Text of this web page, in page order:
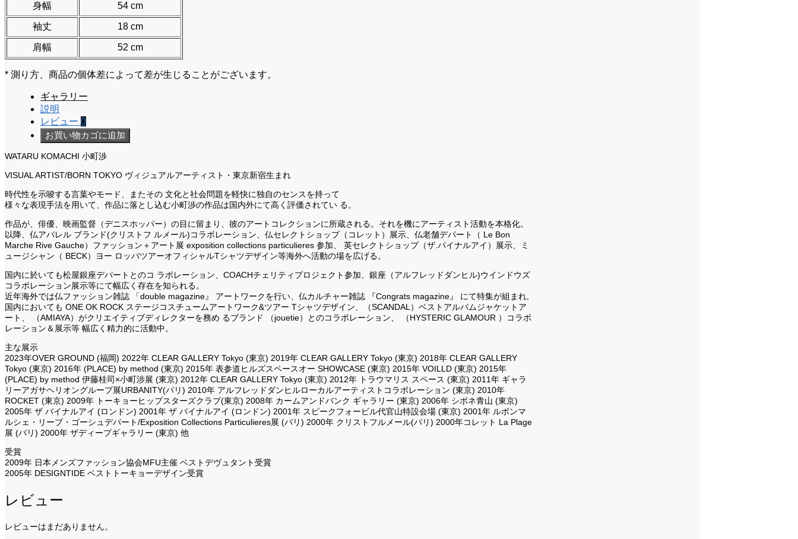
身幅 54 cm
袖丈 18 cm
肩幅 52 cm
* 測り方、商品の個体差によって差が生じることがございます。
ギャラリー
説明
レビュー 0
お買い物カゴに追加
WATARU KOMACHI 小町渉
VISUAL ARTIST/BORN TOKYO ヴィジュアルアーティスト・東京新宿生まれ
時代性を示唆する言葉やモード、またその 文化と社会問題を軽快に独自のセンスを持って
様々な表現手法を用いて、作品に落とし込む小町渉の作品は国内外にて高く評価されてい る。
作品が、俳優、映画監督（デニスホッパー）の目に留まり、彼のアートコレクションに所蔵される。それを機にアーティスト活動を本格化。
以降、仏アバレル ブランド(クリストフ ルメール)コラボレーション、仏セレクトショップ（コレット）展示、仏老舗デパート（ Le Bon
Marche Rive Gauche）ファッション＋アート展 exposition collections particulieres 参加、 英セレクトショップ（ザ.パイナルアイ）展示、ミ
ュージシャン（ BECK）ヨー ロッパツアーオフィシャルTシャツデザイン等海外へ活動の場を広げる。
国内に於いても松屋銀座デパートとのコ ラボレーション、COACHチェリティプロジェクト参加、銀座（アルフレッドダンヒル)ウインドウズ
コラボレーション展示等にて幅広く存在を知られる。
近年海外では仏ファッション雑誌 「double magazine』 アートワークを行い、仏カルチャー雑誌 『Congrats magazine』 にて特集が組まれ,
国内においても ONE OK ROCK ステージコスチュームアートワーク&ツアー Tシャツデザイン、（SCANDAL）ベストアルバムジャケットア
ート、 （AMIAYA）がクリエイティブディレクターを務め るブランド （jouetie）とのコラボレーション、 （HYSTERIC GLAMOUR ）コラボ
レーション＆展示等 幅広く精力的に活動中。
主な展示
2023年OVER GROUND (福岡) 2022年 CLEAR GALLERY Tokyo (東京) 2019年 CLEAR GALLERY Tokyo (東京) 2018年 CLEAR GALLERY
Tokyo (東京) 2016年 (PLACE) by method (東京) 2015年 表参道ヒルズスペースオー SHOWCASE (東京) 2015年 VOILLD (東京) 2015年
(PLACE) by method 伊藤桂司×小町涉展 (東京) 2012年 CLEAR GALLERY Tokyo (東京) 2012年 トラウマリス スペース (東京) 2011年 ギャラ
リーアガサヘリオングループ展URBANITY(パリ) 2010年 アルフレッドダンヒルローカルアーティストコラボレーション (東京) 2010年
ROCKET (東京) 2009年 トーキョーヒップスターズクラブ(東京) 2008年 カームアンドバンク ギャラリー (東京) 2006年 シボネ青山 (東京)
2005年 ザ バイナルアイ (ロンドン) 2001年 ザ バイナルアイ (ロンドン) 2001年 スピークフォービル代官山特設会場 (東京) 2001年 ルボンマ
ルシェ・リーブ・ゴーシュデパート/Exposition Collections Particulieres展 (パリ) 2000年 クリストフルメール(パリ) 2000年コレット La Plage
展 (バリ) 2000年 ザディープギャラリー (東京) 他
受賞
2009年 日本メンズファッション協会MFU主催 ベストデヴュタント受賞
2005年 DESIGNTIDE ベストトーキョーデザイン受賞
レビュー
レビューはまだありません。